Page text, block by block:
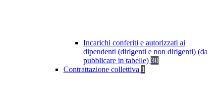
Incarichi conferiti e autorizzati ai
dipendenti (dirigenti e non dirigenti) (da
pubblicare in tabelle) 30
Contrattazione collettiva 1